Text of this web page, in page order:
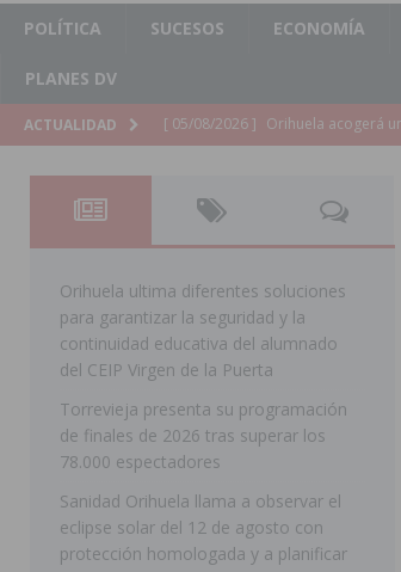
POLÍTICA SUCESOS ECONOMÍA
PLANES DV
ACTUALIDAD [ 05/08/2026 ] La Generalitat
[ 05/08/2026 ]
Pilar de la
DE LA HORADADA
[ 05/08/2026 ] San Miguel de
MIGUEL DE SALINAS
[ 05/08/2026 ] Quince años
[ 05/08/2026 ] La Guardia Civil
TORREVIEJA
El Hospital Vega
ORIHUELA
Orihuela ultima diferentes soluciones
para garantizar la seguridad y la
continuidad educativa del alumnado
del CEIP Virgen de la Puerta
Torrevieja presenta su programación
de finales de 2026 tras superar los
78.000 espectadores
Sanidad Orihuela llama a observar el
eclipse solar del 12 de agosto con
protección homologada y a planificar